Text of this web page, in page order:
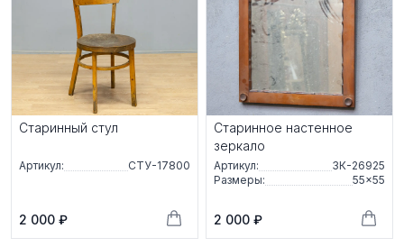
Старинный стул
Артикул: СТУ-17800
2 000 ₽
Старинное настенное
зеркало
Артикул:
ЗК-26925
Размеры:
55×55
2 000 ₽